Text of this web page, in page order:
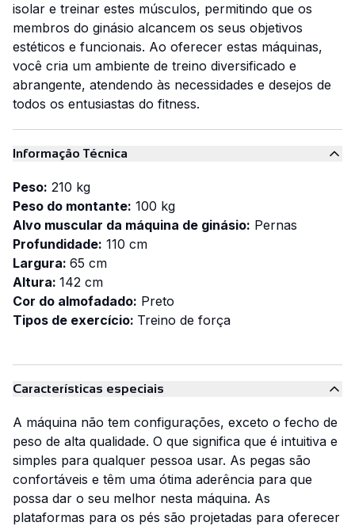
isolar e treinar estes músculos, permitindo que os
membros do ginásio alcancem os seus objetivos
estéticos e funcionais. Ao oferecer estas máquinas,
você cria um ambiente de treino diversificado e
abrangente, atendendo às necessidades e desejos de
todos os entusiastas do fitness.
Informação Técnica
Peso: 210 kg
Peso do montante: 100 kg
Alvo muscular da máquina de ginásio: Pernas
Profundidade: 110 cm
Largura: 65 cm
Altura: 142 cm
Cor do almofadado: Preto
Tipos de exercício: Treino de força
Características especiais
A máquina não tem configurações, exceto o fecho de
peso de alta qualidade. O que significa que é intuitiva e
simples para qualquer pessoa usar. As pegas são
confortáveis e têm uma ótima aderência para que
possa dar o seu melhor nesta máquina. As
plataformas para os pés são projetadas para oferecer